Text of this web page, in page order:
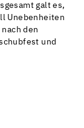
galt es,
Unebenheiten
den
und